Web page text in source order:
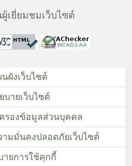
เยี่ยมชมเว็บไซต์
นผังเว็บไซต์
บายเว็บไซต์
รองข้อมูลส่วนบุคคล
ามมั่นคงปลอดภัยเว็บไซต์
ายการใช้คุกกี้